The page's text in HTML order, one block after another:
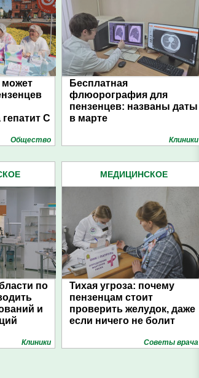
С
Общество
Бесплатная
флюорография для
пензенцев: названы даты
в марте
Клиники
по
и
Клиники
МЕДИЦИНСКОЕ
Тихая угроза: почему
пензенцам стоит
проверить желудок, даже
если ничего не болит
Советы врача